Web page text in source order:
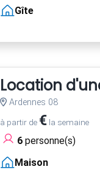
Gîte
Location
Ardennes 08
à partir de €la semaine
6personne(s)
Maison